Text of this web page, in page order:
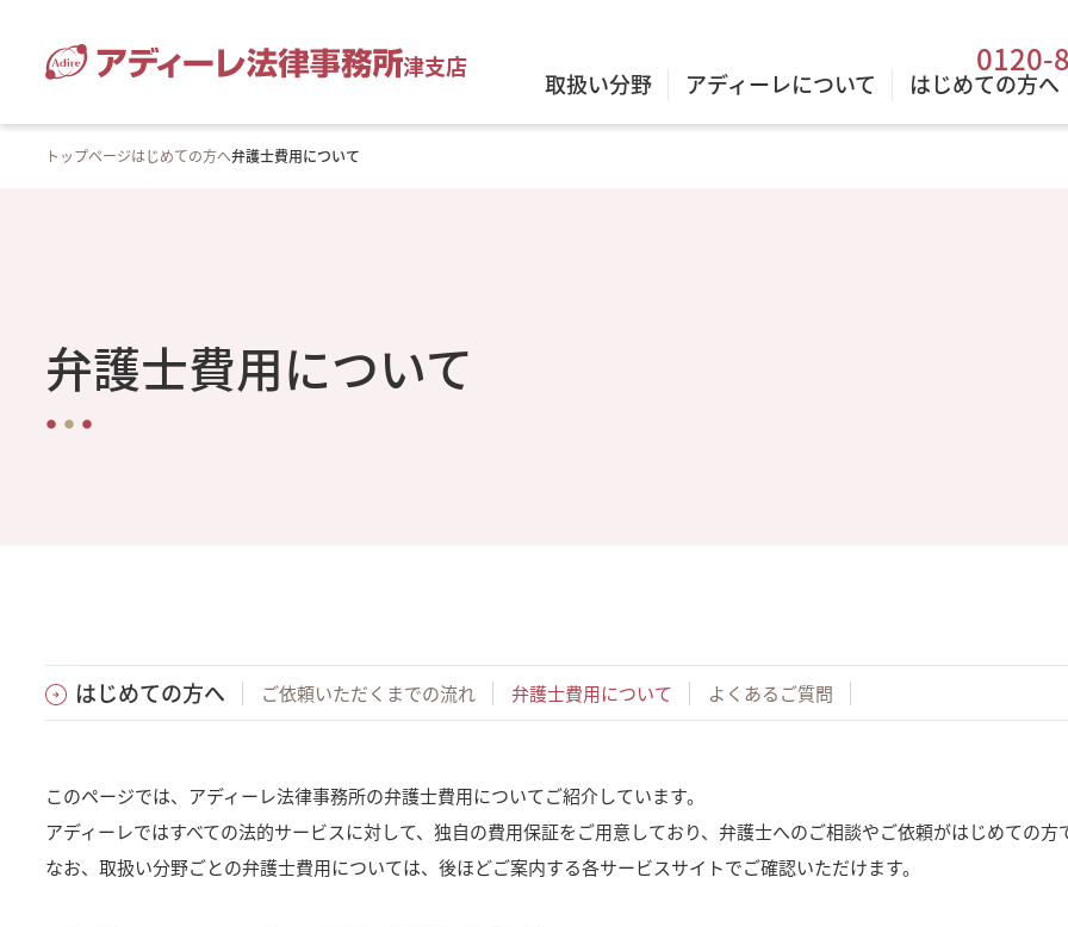
津支店 0120-
取扱い分野 アディーレについて はじめての方へ
トップページはじめての方へ弁護士費用について
弁護士費用について
はじめての方へ ご依頼いただくまでの流れ 弁護士費用について よくあるご質問
このページでは、アディーレ法律事務所の弁護士費用についてご紹介しています。
アディーレではすべての法的サービスに対して、独自の費用保証をご用意しており、弁護士へのご相談やご依頼がはじめての方
なお、取扱い分野ごとの弁護士費用については、後ほどご案内する各サービスサイトでご確認いただけます。